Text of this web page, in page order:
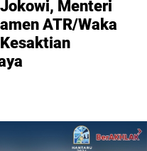
Menteri
ATR/Waka